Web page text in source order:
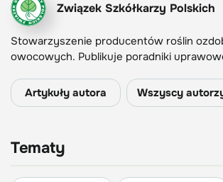
Związek Szkółkarzy Polskich
Stowarzyszenie producentów roślin
owocowych. Publikuje poradniki
Artykuły autora Wszyscy
Tematy